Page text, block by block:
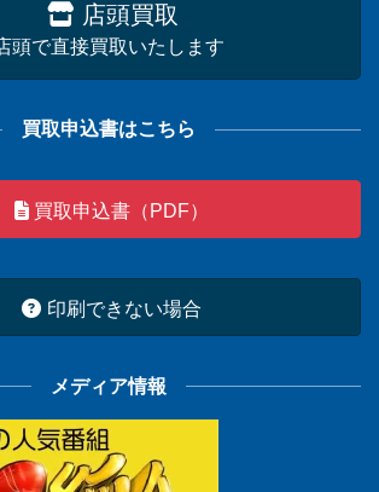
店頭買取
頭で直接買取いたします
買取申込書はこちら
買取申込書（PDF）
印刷できない場合
メディア情報